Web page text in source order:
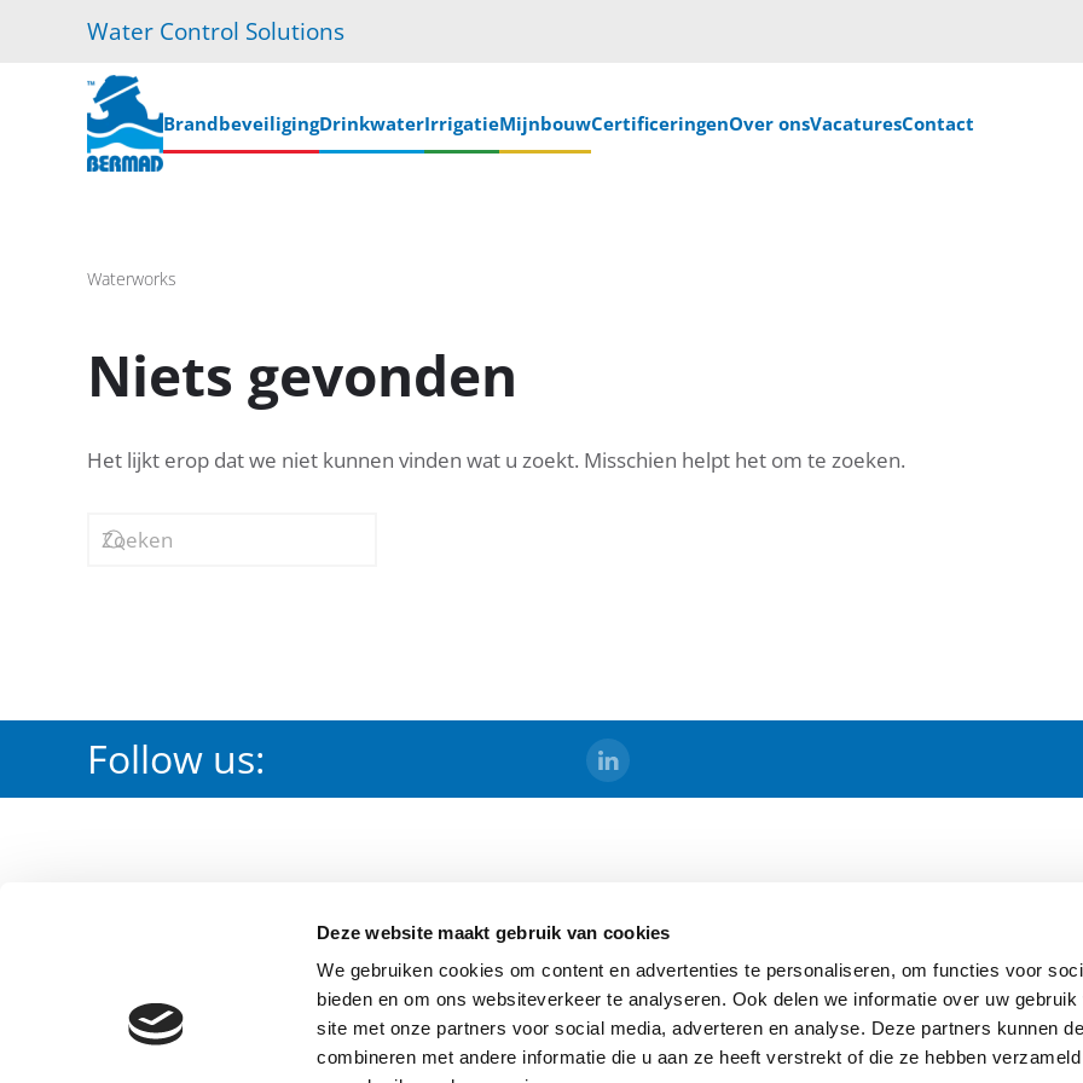
Deze website maakt gebruik van cookies
We gebruiken cookies om content en advertenties te personaliseren, om functies voor
bieden en om ons websiteverkeer te analyseren. Ook delen we informatie over uw gebruik
site met onze partners voor social media, adverteren en analyse. Deze partners kunnen
combineren met andere informatie die u aan ze heeft verstrekt of die ze hebben
main
content
Water Control Solutions
BrandbeveiligingDrinkwaterIrrigatieMijnbouwCertificeringenOver onsVacaturesContact
Waterworks
Niets gevonden
Het lijkt erop dat we niet kunnen vinden wat u zoekt. Misschien helpt het om te zoeken.
Follow us:
Fire Protection
Certifications
Waterleiding
Brandbeveiliging
Algemene Voorwaarden
Sitemap